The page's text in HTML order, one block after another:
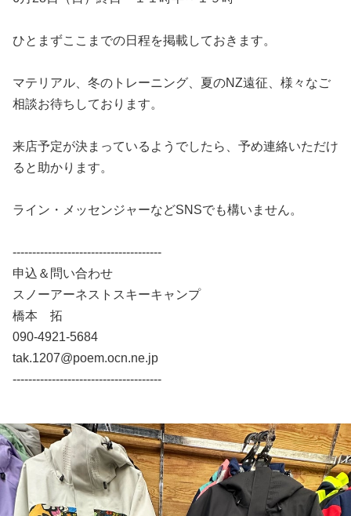
ひとまずここまでの日程を掲載しておきます。
マテリアル、冬のトレーニング、夏のNZ遠征、様々なご
相談お待ちしております。
来店予定が決まっているようでしたら、予め連絡いただけ
ると助かります。
ライン・メッセンジャーなどSNSでも構いません。
--------------------------------------
申込＆問い合わせ
スノーアーネストスキーキャンプ
橋本 拓
090-4921-5684
tak.1207@poem.ocn.ne.jp
--------------------------------------